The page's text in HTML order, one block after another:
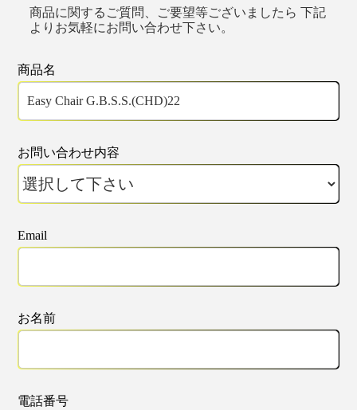
商品に関するご質問、ご要望等ございましたら 下記
よりお気軽にお問い合わせ下さい。
商品名
お問い合わせ内容
Email
お名前
電話番号